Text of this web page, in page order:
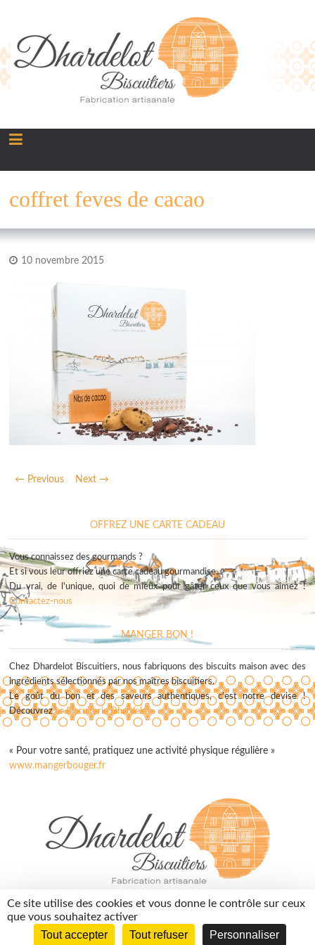
coffret feves de cacao
10 novembre 2015
← Previous Next →
OFFREZ UNE CARTE CADEAU
Vous connaissez des gourmands ?
Et si vous leur offriez une carte cadeau gourmandise...
Du vrai, de l'unique, quoi de mieux pour gâter ceux que vous aimez !
Contactez-nous
MANGER BON !
Chez Dhardelot Biscuitiers, nous fabriquons des biscuits maison avec des
ingrédients sélectionnés par nos maîtres biscuitiers.
Le goût du bon et des saveurs authentiques, c'est notre devise !
DécouvrezLa Biscuiterie Dhardelot
« Pour votre santé, pratiquez une activité physique régulière »
www.mangerbouger.fr
contact@dhardelotbiscuitiers.fr
03 74 05 01 10
Ce site utilise des cookies et vous donne le contrôle sur ceux
que vous souhaitez activer
Tout accepter Tout refuser Personnaliser